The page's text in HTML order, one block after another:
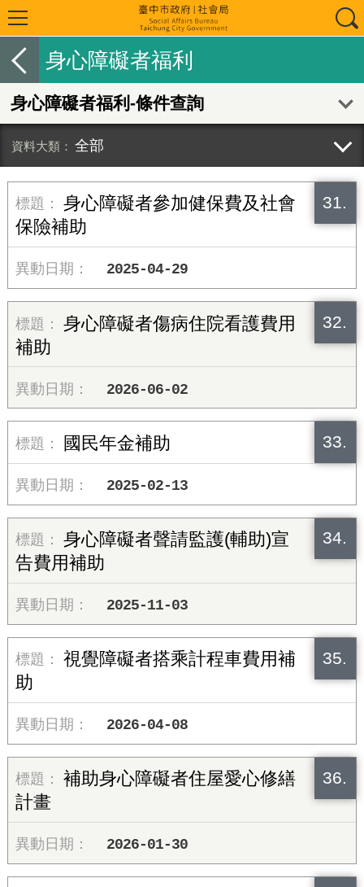
身心障礙者福利
身心障礙者福利-條件查詢
全部
31.
身心障礙者參加健保費及社會
保險補助
2025-04-29
32.
身心障礙者傷病住院看護費用
補助
2026-06-02
33.
國民年金補助
2025-02-13
34.
身心障礙者聲請監護(輔助)宣
告費用補助
2025-11-03
35.
視覺障礙者搭乘計程車費用補
助
2026-04-08
36.
補助身心障礙者住屋愛心修繕
計畫
2026-01-30